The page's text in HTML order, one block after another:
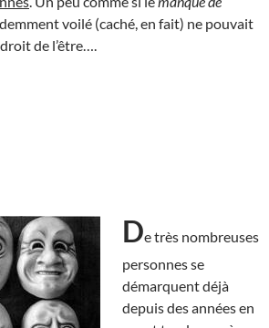
voilé (caché, en fait) ne pouvait
de l’être….
De très nombreuses
personnes se
démarquent déjà
depuis des années en